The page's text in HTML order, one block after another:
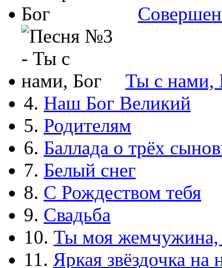
Ты с нами,
4. Наш Бог Великий
5. Родителям
6. Баллада о трёх
7. Белый снег
8. С Рождеством тебя
9. Свадьба
10. Ты моя жемчужина,
11. Яркая звёздочка на